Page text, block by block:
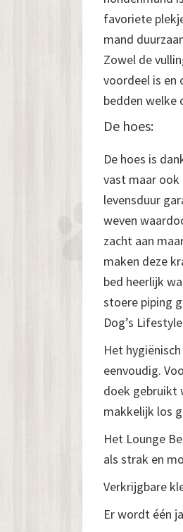
favoriete
mand
Zowel de
voordeel is en
bedden welke
De hoes:
De hoes is
vast maar
levensduur
weven
zacht aan
maken deze
bed heerlijk
stoere piping
Dog’s
Het
eenvoudig.
doek gebruikt
makkelijk los
Het Lounge
als strak en
Verkrijgbare
Er wordt één